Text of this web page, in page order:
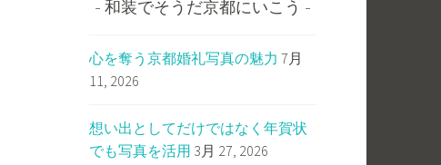
和装でそうだ京都にいこう
心を奪う京都婚礼写真の魅力 7月
11, 2026
想い出としてだけではなく年賀状
でも写真を活用 3月 27, 2026